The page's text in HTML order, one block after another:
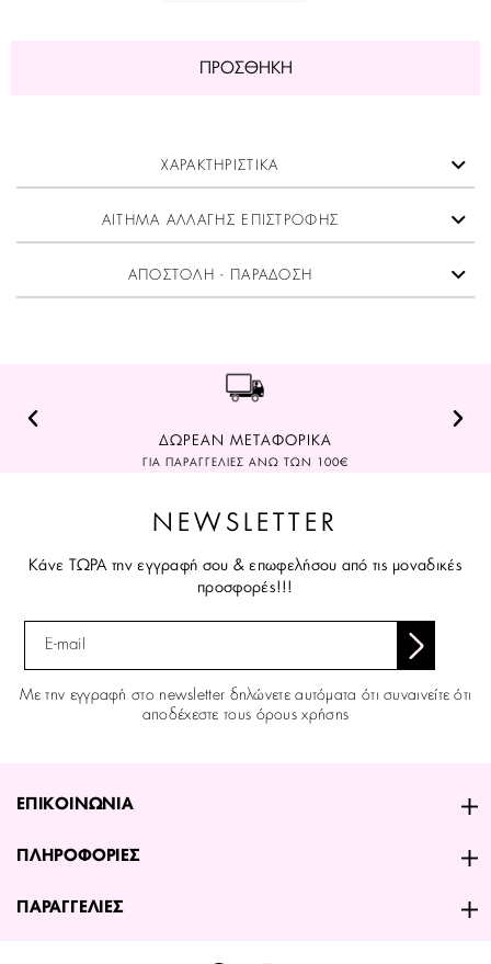
ΠΡΟΣΘΉΚΗ
ΧΑΡΑΚΤΗΡΙΣΤΙΚΑ
ΑΙΤΗΜΑ ΑΛΛΑΓΗΣ ΕΠΙΣΤΡΟΦΗΣ
ΑΠΟΣΤΟΛΗ - ΠΑΡΑΔΟΣΗ
ΔΩΡΕΑΝ ΜΕΤΑΦΟΡΙΚΑ
ΓΙΑ ΠΑΡΑΓΓΕΛΙΕΣ ΑΝΩ ΤΩΝ 100€
NEWSLETTER
Κάνε ΤΩΡΑ την εγγραφή σου & επωφελήσου από τις μοναδικές
προσφορές!!!
Με την εγγραφή στο newsletter δηλώνετε αυτόματα ότι συναινείτε ότι
αποδέχεστε τους όρους χρήσης
ΕΠΙΚΟΙΝΩΝΙΑ
ΠΛΗΡΟΦΟΡΙΕΣ
ΠΑΡΑΓΓΕΛΙΕΣ